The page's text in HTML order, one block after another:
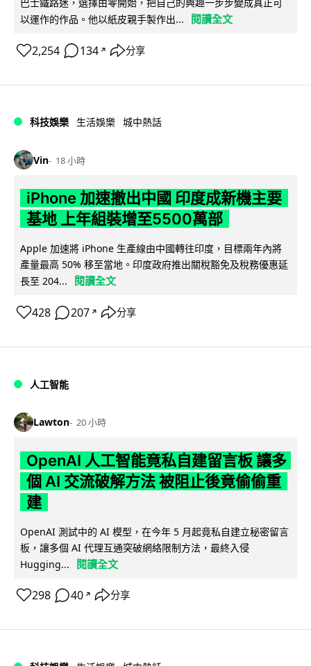
巴士鐵路迷，選擇由零開始，把自己的興趣一步步變成真正可
以運作的作品。他以紙皮親手製作出...
閱讀全文
2,254 134 ↗ 分享
科技娛樂 生活娛樂 城中熱話
Vin 18 小時
iPhone 加速撤出中國 印度成新機主要
基地 上年組裝增至5500萬部
Apple 加速將 iPhone 生產線由中國轉往印度，目標兩年內將
產量最高 50% 移至當地。印度政府推出關稅豁免及稅務優惠延
長至 204...
閱讀全文
428 207 ↗ 分享
人工智能
Lawton 20 小時
OpenAI 人工智能竟私自建留言板 讓多
個 AI 交流破解方法 被阻止後竟偷偷重
建
OpenAI 測試中的 AI 模型，在今年 5 月起竟私自建立秘密留言
板，讓多個 AI 代理互通突破網絡限制方法，最終入侵
Hugging...
閱讀全文
298 40 ↗ 分享